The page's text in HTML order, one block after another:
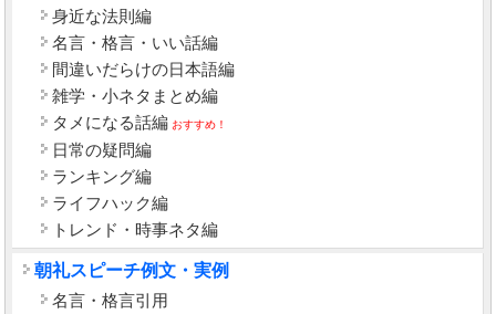
身近な法則編
名言・格言・いい話編
間違いだらけの日本語編
雑学・小ネタまとめ編
タメになる話編 おすすめ！
日常の疑問編
ランキング編
ライフハック編
トレンド・時事ネタ編
朝礼スピーチ例文・実例
名言・格言引用